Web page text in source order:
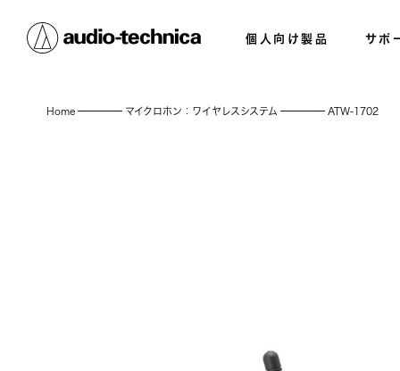
個人向け製品 サポ
Home マイクロホン：ワイヤレスシステム ATW-1702